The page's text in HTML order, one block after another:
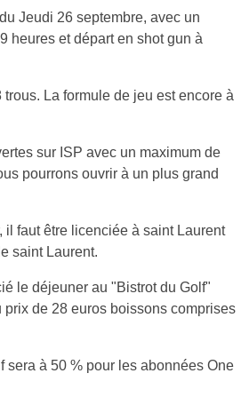
Jeudi 26 septembre, avec un
heures et départ en shot gun à
La formule de jeu est encore à
sur ISP avec un maximum de
pourrons ouvrir à un plus grand
il faut être licenciée à saint Laurent
saint Laurent.
le déjeuner au "Bistrot du Golf"
de 28 euros boissons comprises
sera à 50 % pour les abonnées One